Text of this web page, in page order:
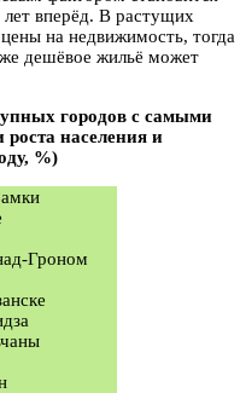
вперёд. В растущих
на недвижимость, тогда
дешёвое жильё может
городов с самыми
населения и
%)
Гроном